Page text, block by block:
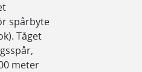
spårbyte
Tåget
meter